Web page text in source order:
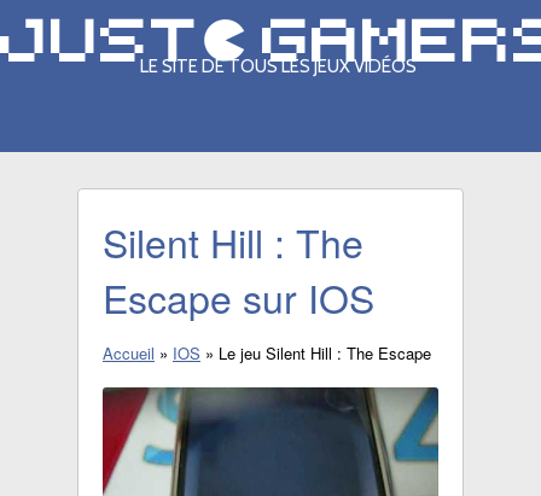
LE SITE DE TOUS LES JEUX VIDÉOS
Silent Hill : The
Escape sur IOS
Accueil » IOS » Le jeu Silent Hill : The Escape